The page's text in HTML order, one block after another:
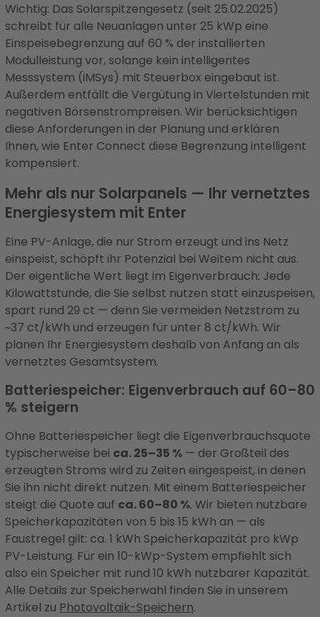
Wichtig: Das Solarspitzengesetz (seit 25.02.2025)
schreibt für alle Neuanlagen unter 25 kWp eine
Einspeisebegrenzung auf 60 % der installierten
Modulleistung vor, solange kein intelligentes
Messsystem (iMSys) mit Steuerbox eingebaut ist.
Außerdem entfällt die Vergütung in Viertelstunden mit
negativen Börsenstrompreisen. Wir berücksichtigen
diese Anforderungen in der Planung und erklären
Ihnen, wie Enter Connect diese Begrenzung intelligent
kompensiert.
Mehr als nur Solarpanels — Ihr vernetztes
Energiesystem mit Enter
Eine PV-Anlage, die nur Strom erzeugt und ins Netz
einspeist, schöpft ihr Potenzial bei Weitem nicht aus.
Der eigentliche Wert liegt im Eigenverbrauch: Jede
Kilowattstunde, die Sie selbst nutzen statt einzuspeisen,
spart rund 29 ct — denn Sie vermeiden Netzstrom zu
~37 ct/kWh und erzeugen für unter 8 ct/kWh. Wir
planen Ihr Energiesystem deshalb von Anfang an als
vernetztes Gesamtsystem.
Batteriespeicher: Eigenverbrauch auf 60–80
% steigern
Ohne Batteriespeicher liegt die Eigenverbrauchsquote
typischerweise bei ca. 25–35 % — der Großteil des
erzeugten Stroms wird zu Zeiten eingespeist, in denen
Sie ihn nicht direkt nutzen. Mit einem Batteriespeicher
steigt die Quote auf ca. 60–80 %. Wir bieten nutzbare
Speicherkapazitäten von 5 bis 15 kWh an — als
Faustregel gilt: ca. 1 kWh Speicherkapazität pro kWp
PV-Leistung. Für ein 10-kWp-System empfiehlt sich
also ein Speicher mit rund 10 kWh nutzbarer Kapazität.
Alle Details zur Speicherwahl finden Sie in unserem
Artikel zu Photovoltaik-Speichern.